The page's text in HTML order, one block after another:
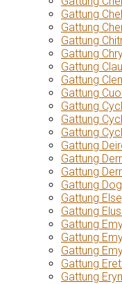
Gattung
Gattung
Gattung
Gattung
Gattung
Gattung
Gattung
Gattung
Gattung
Gattung
Gattung
Gattung
Gattung
Gattung
Gattung
Gattung
Gattung
Gattung
Gattung
Gattung
Gattung